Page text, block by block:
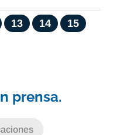
13 14 15
prensa.